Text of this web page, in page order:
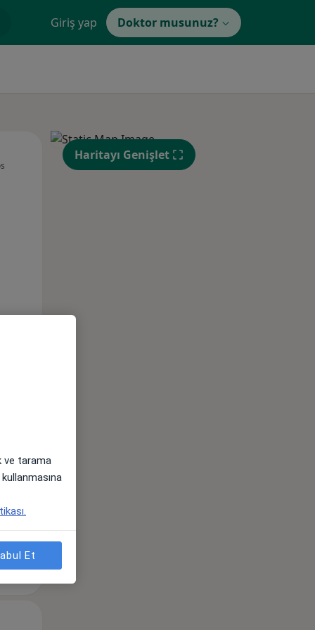
Giriş yap Doktor musunuz?
12 Ağustos
Per,
13 Ağustos
Cum,
14 Ağustos
Haritayı Genişlet
ve tarama
Et